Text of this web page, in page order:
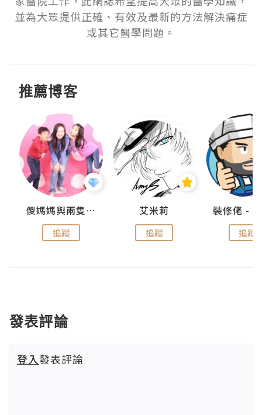
並為大眾提供正確、有效及最新的方法解決痛症
或其它醫學問題。
推薦博客
儍媽媽與兩隻小魔怪之家
追蹤
艾米莉
追蹤 追蹤
發表評論
登入發表評論